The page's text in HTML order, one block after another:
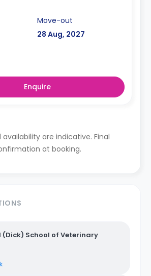
Move-out
28 Aug, 2027
Enquire
availability are indicative. Final
at booking.
(Dick) School of Veterinary